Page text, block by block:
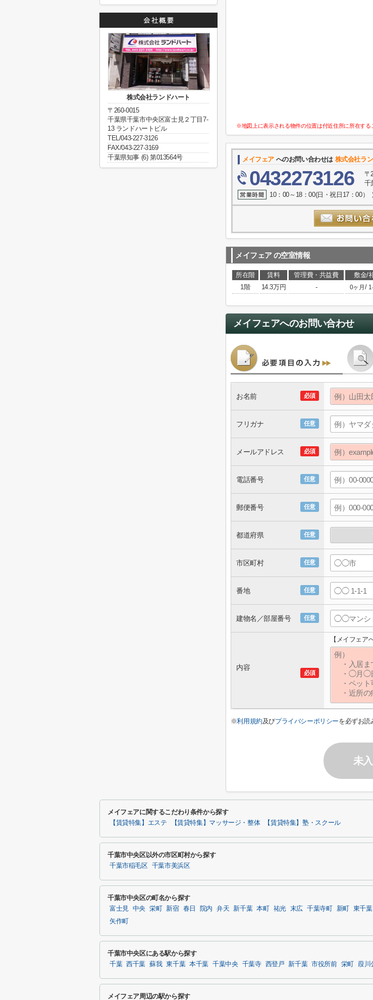
※地図上に表示される物件の位置は付近住所に所在する
メイフェア へのお問い合わせは 株式会社ラ
0432273126
〒
千
10：00～18：00(日・祝日17：00）
メイフェアの空室情報
所在階 賃料 管理費・共益費 敷金/
1階
14.3万円 - 0ヶ月 / 1
メイフェアへのお問い合わせ
必須
お名前
任意
フリガナ
必須
メールアドレス
任意
電話番号
任意
郵便番号
任意
都道府県
任意
市区町村
任意
番地
任意
建物名／部屋番号
必須
内容
【メイフェア
※利用規約及びプライバシーポリシーを必ずお読
未
株式会社ランドハート
〒260-0015
千葉県千葉市中央区富士見２丁目7-
13 ランドハートビル
TEL/043-227-3126
FAX/043-227-3169
千葉県知事 (6) 第013564号
メイフェアに関するこだわり条件から探す
【賃貸特集】エステ 【賃貸特集】マッサージ・整体 【賃貸特集】塾・スクール
千葉市中央区以外の市区町村から探す
千葉市稲毛区 千葉市美浜区
千葉市中央区の町名から探す
富士見 中央 栄町 新宿 春日 院内 弁天 新千葉 本町 祐光 末広 千葉寺町 新町 東千葉
矢作町
千葉市中央区にある駅から探す
千葉 西千葉 蘇我 東千葉 本千葉 千葉中央 千葉寺 西登戸 新千葉 市役所前 栄町 葭川
メイフェア周辺の駅から探す